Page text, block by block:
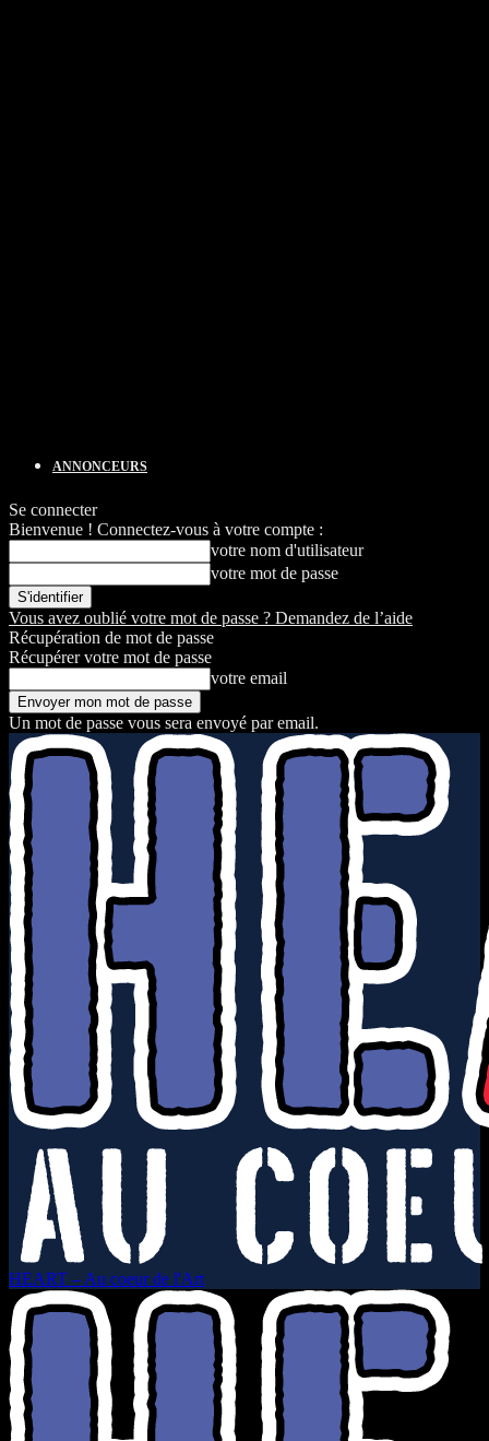
ANNONCEURS
Se connecter
Bienvenue ! Connectez-vous à votre compte :
votre nom d'utilisateur
votre mot de passe
Vous avez oublié votre mot de passe ? Demandez de l’aide
Récupération de mot de passe
Récupérer votre mot de passe
votre email
Un mot de passe vous sera envoyé par email.
HEART – Au coeur de l'Art